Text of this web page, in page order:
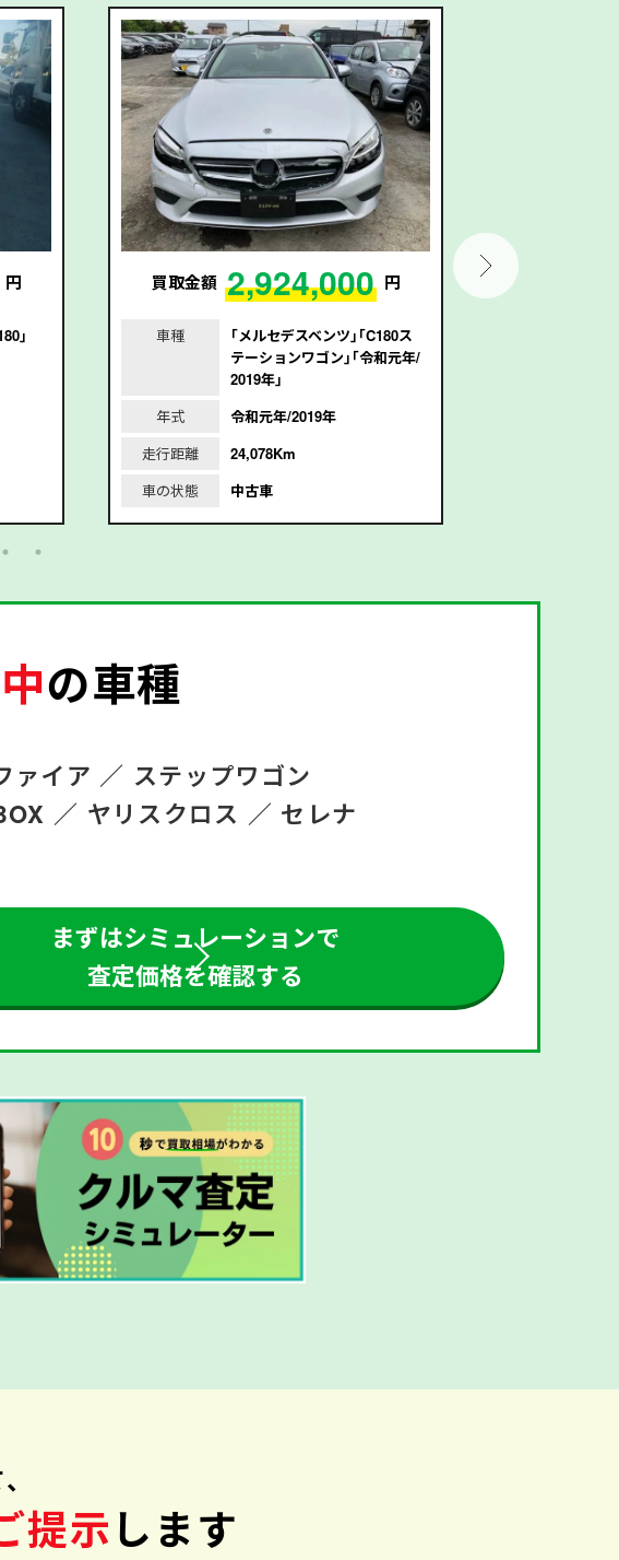
円
｣
買取金額 2,924,000 円
車種
｢メルセデスベンツ｣｢C180ス
テーションワゴン｣｢令和元年/
2019年｣
年式
令和元年/2019年
走行距離
24,078Km
車の状態
中古車
の車種
ァイア ／ ステップワゴン
／ ヤリスクロス ／ セレナ
まずはシミュレーションで
査定価格を確認する
提示します